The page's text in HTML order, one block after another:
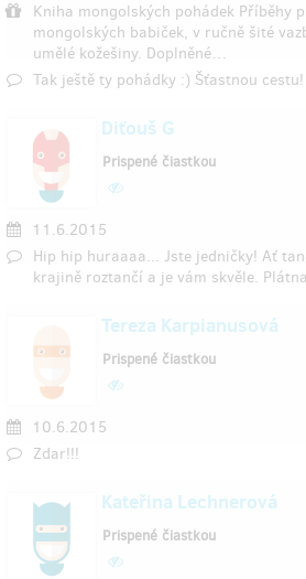
Kniha mongolských pohádek Příběhy
mongolských babiček, v ručně šité
umělé kožešiny. Doplněné…
Tak ještě ty pohádky :) Šťastnou cestu!
Diťouš G
11.6.2015
Hip hip huraaaa... Jste jedničky! Ať
krajině roztančí a je vám skvěle.
Prispené čiastkou
Tereza Karpianusová
10.6.2015
Zdar!!!
Prispené čiastkou
Kateřina Lechnerová
Prispené čiastkou